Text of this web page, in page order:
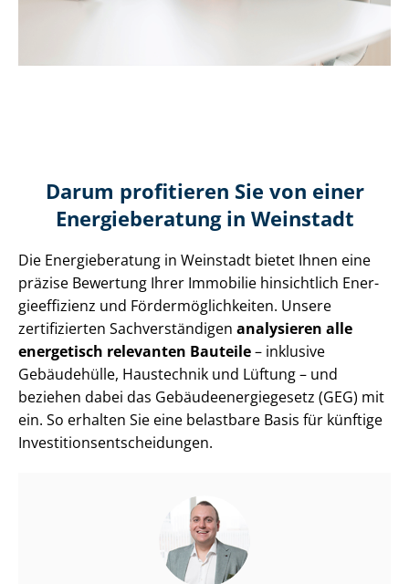
Darum profitieren Sie von einer
Energieberatung in Weinstadt
Die Energieberatung in Weinstadt bietet Ihnen eine
präzise Bewertung Ihrer Immobilie hinsichtlich En­er­
gie­ef­fi­zi­enz und För­der­mög­lich­kei­ten. Unsere
zertifizierten Sach­ver­stän­di­gen analysieren alle
energetisch relevanten Bauteile– inklusive
Gebäudehülle, Haustechnik und Lüftung – und
beziehen dabei das Ge­bäu­de­en­er­gie­ge­setz (GEG) mit
ein. So erhalten Sie eine belastbare Basis für künftige
In­ves­ti­ti­ons­ent­schei­dun­gen.